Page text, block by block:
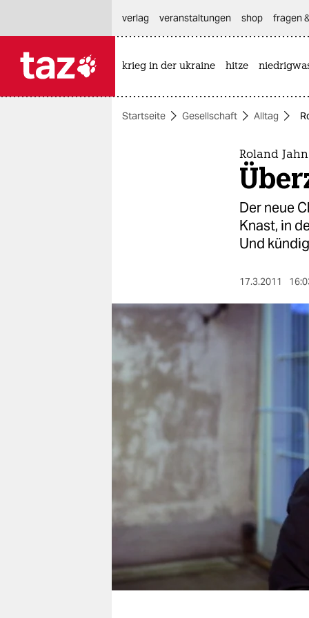
themen
berlin
nord
wahrheit
verlag
verlag
veranstaltungen
fragen & hilfe
abo
genossenschaft
verlag
veranstaltungen shop fragen
krieg in der ukraine hitze
Startseite Gesellschaft Alltag
Roland
Der neue
Knast, in
Und
17.3.2011